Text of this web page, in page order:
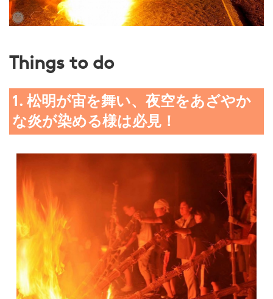
Things to do
1. 松明が宙を舞い、夜空をあざやか
な炎が染める様は必見！